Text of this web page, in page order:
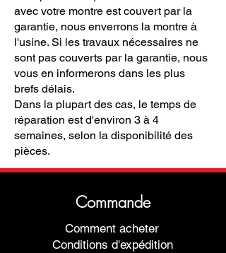
avec votre montre est couvert par la
garantie, nous enverrons la montre à
l'usine. Si les travaux nécessaires ne
sont pas couverts par la garantie, nous
vous en informerons dans les plus
brefs délais.
Dans la plupart des cas, le temps de
réparation est d'environ 3 à 4
semaines, selon la disponibilité des
pièces.
Commande
Comment acheter
Conditions d'expédition